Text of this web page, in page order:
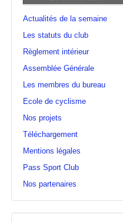
Actualités de la semaine
Les statuts du club
Règlement intérieur
Assemblée Générale
Les membres du bureau
Ecole de cyclisme
Nos projets
Téléchargement
Mentions légales
Pass Sport Club
Nos partenaires